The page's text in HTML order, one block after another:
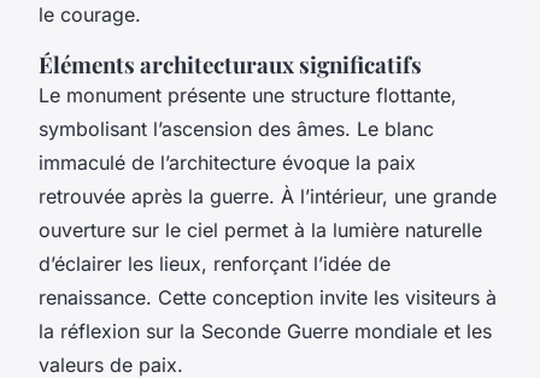
le courage.
Éléments architecturaux significatifs
Le monument présente une structure flottante,
symbolisant l’ascension des âmes. Le blanc
immaculé de l’architecture évoque la paix
retrouvée après la guerre. À l’intérieur, une grande
ouverture sur le ciel permet à la lumière naturelle
d’éclairer les lieux, renforçant l’idée de
renaissance. Cette conception invite les visiteurs à
la réflexion sur la Seconde Guerre mondiale et les
valeurs de paix.